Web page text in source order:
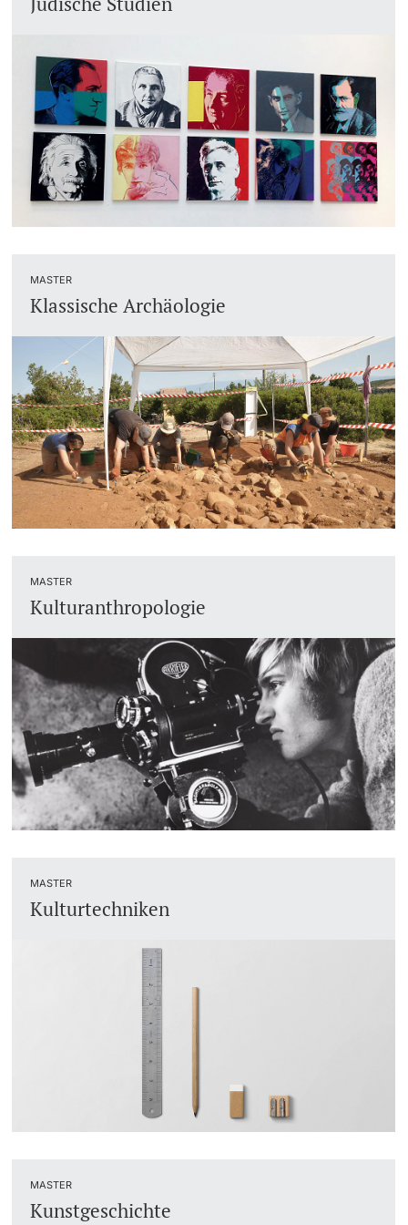
MASTER
Klassische Archäologie
MASTER
Kulturanthropologie
MASTER
Kulturtechniken
MASTER
Kunstgeschichte